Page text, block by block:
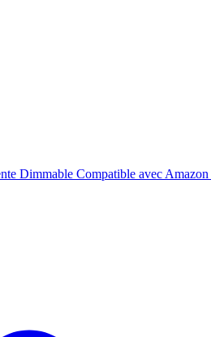
Dimmable Compatible avec